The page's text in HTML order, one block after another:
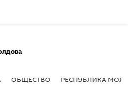
ОБЩЕСТВО РЕСПУБЛИКА